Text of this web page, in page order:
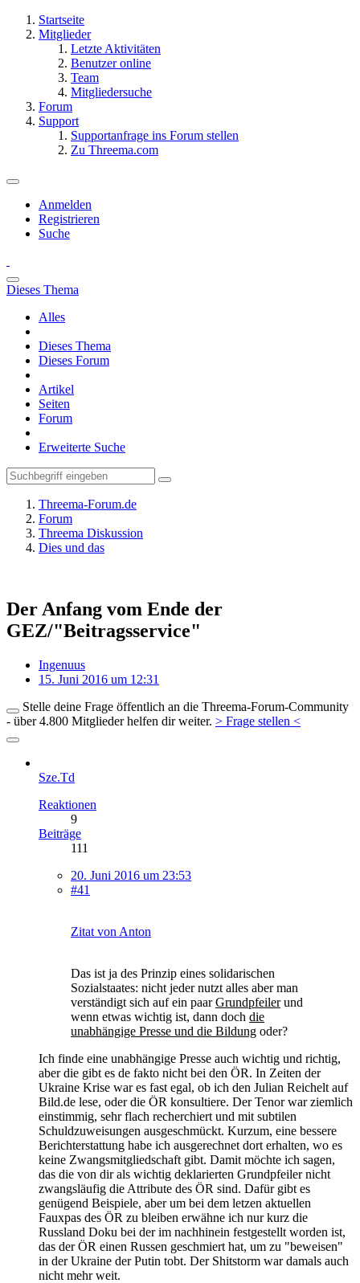
Startseite
Mitglieder
Letzte Aktivitäten
Benutzer online
Team
Mitgliedersuche
Forum
Support
Supportanfrage ins Forum stellen
Zu Threema.com
Anmelden
Registrieren
Suche
Dieses Thema
Alles
Dieses Thema
Dieses Forum
Artikel
Seiten
Forum
Erweiterte Suche
Threema-Forum.de
Forum
Threema Diskussion
Dies und das
Der Anfang vom Ende der
GEZ/"Beitragsservice"
Ingenuus
15. Juni 2016 um 12:31
Stelle deine Frage öffentlich an die Threema-Forum-Community
- über 4.800 Mitglieder helfen dir weiter. > Frage stellen <
Sze.Td
Reaktionen
9
Beiträge
111
20. Juni 2016 um 23:53
#41
Zitat von Anton
Das ist ja des Prinzip eines solidarischen
Sozialstaates: nicht jeder nutzt alles aber man
verständigt sich auf ein paarGrundpfeilerund
wenn etwas wichtig ist, dann doch die
unabhängige Presse und die Bildung oder?
Ich finde eine unabhängige Presse auch wichtig und richtig,
aber die gibt es de fakto nicht bei den ÖR. In Zeiten der
Ukraine Krise war es fast egal, ob ich den Julian Reichelt auf
Bild.de lese, oder die ÖR konsultiere. Der Tenor war ziemlich
einstimmig, sehr flach recherchiert und mit subtilen
Schuldzuweisungen ausgeschmückt. Kurzum, eine bessere
Berichterstattung habe ich ausgerechnet dort erhalten, wo es
keine Zwangsmitgliedschaft gibt. Damit möchte ich sagen,
das die von dir als wichtig deklarierten Grundpfeiler nicht
zwangsläufig die Attribute des ÖR sind. Dafür gibt es
genügend Beispiele, aber um bei dem letzen aktuellen
Fauxpas des ÖR zu bleiben erwähne ich nur kurz die
Russland Doku bei der im nachhinein festgestellt worden ist,
das der ÖR einen Russen geschmiert hat, um zu "beweisen"
in der Ukraine der Putin tobt. Der Shitstorm war damals auch
nicht mehr weit.